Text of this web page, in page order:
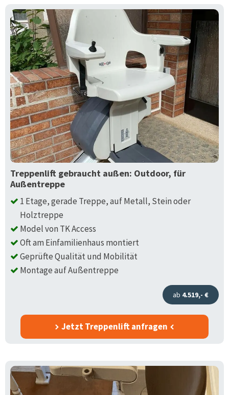
Treppenlift gebraucht außen: Outdoor, für
Außentreppe
1 Etage, gerade Treppe, auf Metall, Stein oder
Holztreppe
Model von TK Access
Oft am Einfamilienhaus montiert
Geprüfte Qualität und Mobilität
Montage auf Außentreppe
ab 4.519,- €
Jetzt Treppenlift anfragen